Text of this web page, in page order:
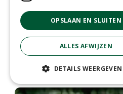
Clematis armandii
OPSLAAN EN SLUITEN
ALLES AFWIJZEN
DETAILS WEERGEVEN